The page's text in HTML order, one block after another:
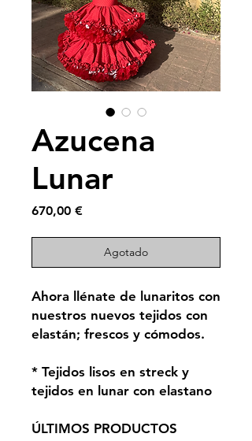
Azucena
Lunar
670,00 €Precio
Agotado
Ahora llénate de lunaritos con
nuestros nuevos tejidos con
elastán; frescos y cómodos.
* Tejidos lisos en streck y
tejidos en lunar con elastano
ÚLTIMOS PRODUCTOS